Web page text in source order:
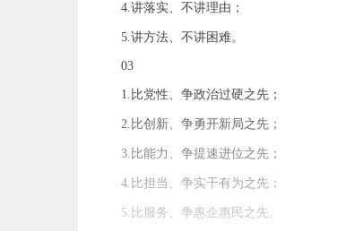
4.讲落实、不讲理由；
5.讲方法、不讲困难。
03
1.比党性、争政治过硬之先；
2.比创新、争勇开新局之先；
3.比能力、争提速进位之先；
4.比担当、争实干有为之先；
5.比服务、争惠企惠民之先。